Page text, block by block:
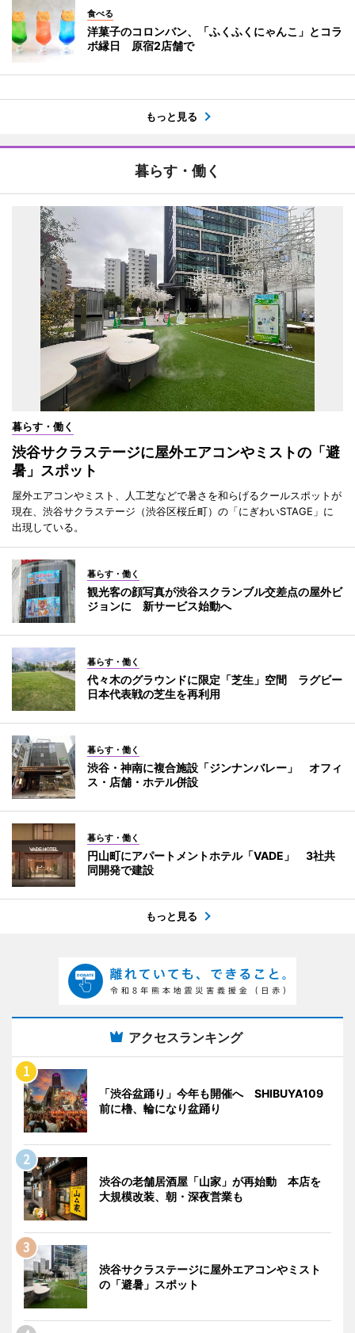
食べる
洋菓子のコロンバン、「ふくふくにゃんこ」とコラ
ボ縁日 原宿2店舗で
もっと見る
暮らす・働く
暮らす・働く
渋谷サクラステージに屋外エアコンやミストの「避
暑」スポット
屋外エアコンやミスト、人工芝などで暑さを和らげるクールスポットが
現在、渋谷サクラステージ（渋谷区桜丘町）の「にぎわいSTAGE」に
出現している。
暮らす・働く
観光客の顔写真が渋谷スクランブル交差点の屋外ビ
ジョンに 新サービス始動へ
暮らす・働く
代々木のグラウンドに限定「芝生」空間 ラグビー
日本代表戦の芝生を再利用
暮らす・働く
渋谷・神南に複合施設「ジンナンバレー」 オフィ
ス・店舗・ホテル併設
暮らす・働く
円山町にアパートメントホテル「VADE」 3社共
同開発で建設
もっと見る
アクセスランキング
「渋谷盆踊り」今年も開催へ SHIBUYA109
前に櫓、輪になり盆踊り
渋谷の老舗居酒屋「山家」が再始動 本店を
大規模改装、朝・深夜営業も
渋谷サクラステージに屋外エアコンやミスト
の「避暑」スポット